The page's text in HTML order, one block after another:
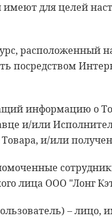
для целей
расположенный
посредством
информацию о
и/или
и/или
лица ООО "Лонг
–